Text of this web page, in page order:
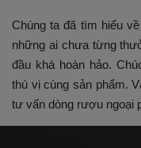
Chúng ta đã tìm hiểu về
những ai chưa từng
đầu khá hoàn hảo.
thú vị cùng sản phẩm.
tư vấn dòng rượu ngoại